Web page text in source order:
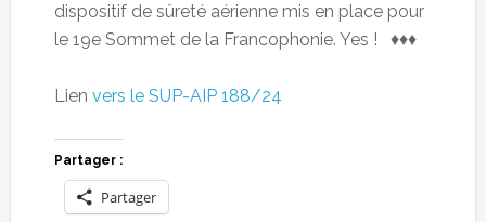
dispositif de sûreté aérienne mis en place pour
le 19e Sommet de la Francophonie. Yes ! ♦♦♦
Lien vers le SUP-AIP 188/24
Partager :
Partager